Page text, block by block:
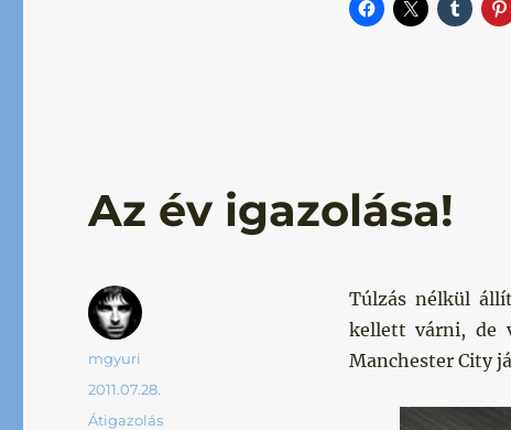
Az év igazolása!
Túlzás nélkül
kellett várni, de
Manchester City
Szerző
mgyuri
Közzétéve
2011.07.28.
Kategória
Átigazolás